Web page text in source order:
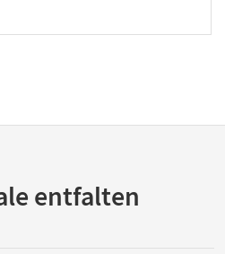
entfalten